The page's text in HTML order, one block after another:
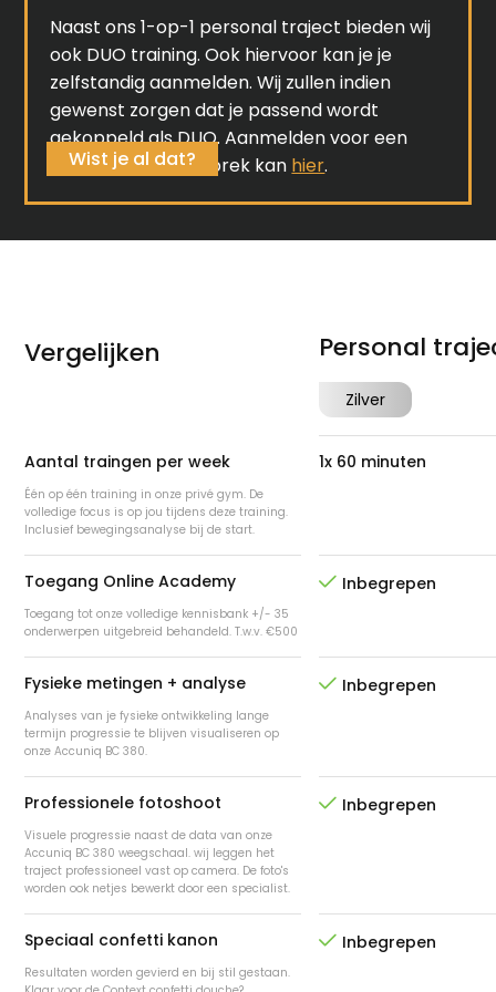
Naast ons 1-op-1 personal traject bieden wij
ook DUO training. Ook hiervoor kan je je
zelfstandig aanmelden. Wij zullen indien
gewenst zorgen dat je passend wordt
gekoppeld als DUO. Aanmelden voor een
kennismakingsgesprek kan hier.
Wist je al dat?
Vergelijken Personal
Zilver
Aantal traingen per week
Één op één training in onze privé gym. De
volledige focus is op jou tijdens deze training.
Inclusief bewegingsanalyse bij de start.
1x 60 minuten
Toegang Online Academy
Toegang tot onze volledige kennisbank +/- 35
onderwerpen uitgebreid behandeld. T.w.v. €500
 Inbegrepen
Fysieke metingen + analyse
Analyses van je fysieke ontwikkeling lange
termijn progressie te blijven visualiseren op
onze Accuniq BC 380.
 Inbegrepen
Professionele fotoshoot
Visuele progressie naast de data van onze
Accuniq BC 380 weegschaal. wij leggen het
traject professioneel vast op camera. De foto's
worden ook netjes bewerkt door een specialist.
 Inbegrepen
Speciaal confetti kanon
Resultaten worden gevierd en bij stil gestaan.
 Inbegrepen